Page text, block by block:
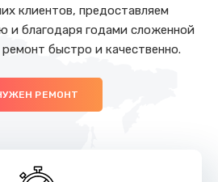
клиентов, предоставляем
и благодаря годами сложенной
быстро и качественно.
РЕМОНТ